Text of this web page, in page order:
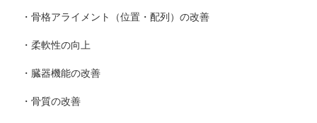
・骨格アライメント（位置・配列）の改善
・柔軟性の向上
・臓器機能の改善
・骨質の改善